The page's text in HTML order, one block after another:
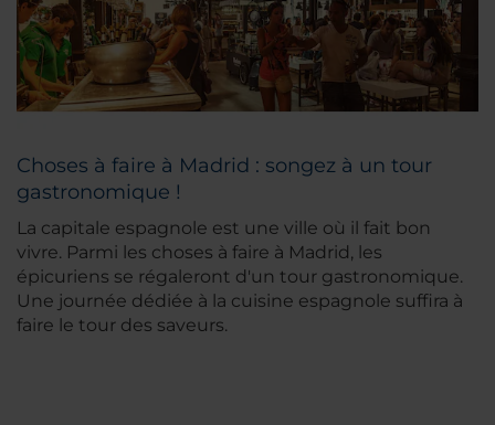
Choses à faire à Madrid : songez à un tour
gastronomique !
La capitale espagnole est une ville où il fait bon
vivre. Parmi les choses à faire à Madrid, les
épicuriens se régaleront d'un tour gastronomique.
Une journée dédiée à la cuisine espagnole suffira à
faire le tour des saveurs.